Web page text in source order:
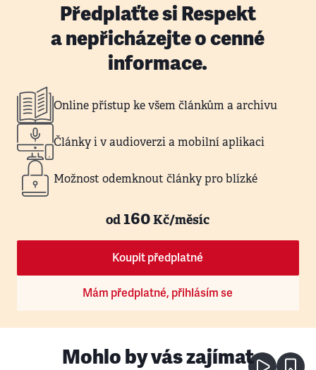
Předplaťte si Respekt
a nepřicházejte o cenné
informace.
Online přístup ke všem článkům a archivu
Články i v audioverzi a mobilní aplikaci
Možnost odemknout články pro blízké
od160Kč/měsíc
Koupit předplatné
Mám předplatné, přihlásím se
Mohlo by vás zajímat